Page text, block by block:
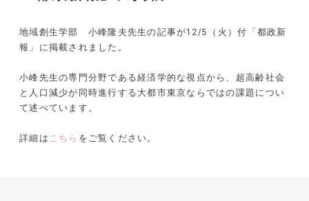
地域創生学部 小峰隆夫先生の記事が12/5（火）付「都政新
報」に掲載されました。
小峰先生の専門分野である経済学的な視点から、超高齢社会
と人口減少が同時進行する大都市東京ならではの課題につい
て述べています。
詳細は こちら をご覧ください。